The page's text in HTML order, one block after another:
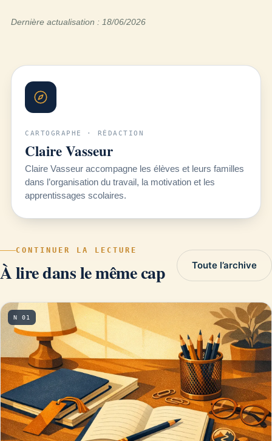
Dernière actualisation : 18/06/2026
CARTOGRAPHE · RÉDACTION
Claire Vasseur
Claire Vasseur accompagne les élèves et leurs familles
dans l’organisation du travail, la motivation et les
apprentissages scolaires.
CONTINUER LA LECTURE
À lire dans le même cap Toute l’archive
N 01